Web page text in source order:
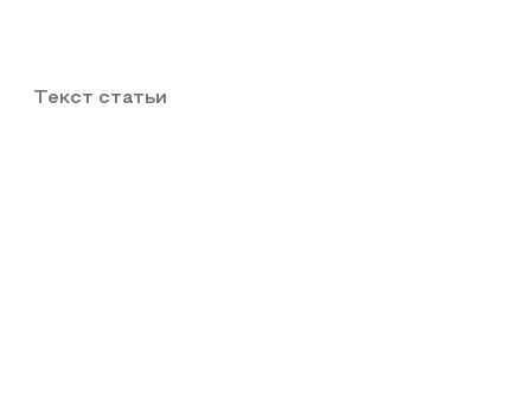
Текст статьи